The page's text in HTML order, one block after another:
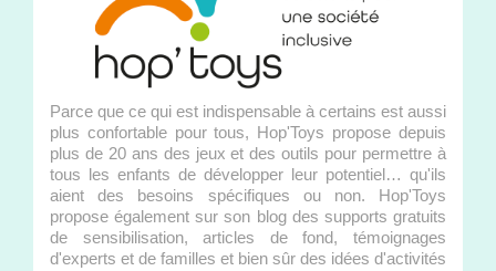
Parce que ce qui est indispensable à certains est aussi
plus confortable pour tous, Hop'Toys propose depuis
plus de 20 ans des jeux et des outils pour permettre à
tous les enfants de développer leur potentiel… qu'ils
aient des besoins spécifiques ou non. Hop'Toys
propose également sur son blog des supports gratuits
de sensibilisation, articles de fond, témoignages
d'experts et de familles et bien sûr des idées d'activités